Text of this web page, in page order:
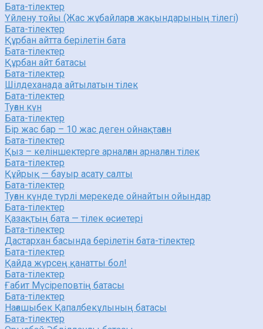
Бата-тілектер
Үйлену тойы (Жас жұбайларға жақындарының тілегі)
Бата-тілектер
Құрбан айтта берілетін бата
Бата-тілектер
Құрбан айт батасы
Бата-тілектер
Шілдеханада айтылатын тілек
Бата-тілектер
Туған күн
Бата-тілектер
Бір жас бар – 10 жас деген ойнақтаған
Бата-тілектер
Қыз – келіншектерге арналған арналған тілек
Бата-тілектер
Құйрық — бауыр асату салты
Бата-тілектер
Туған күнде түрлі мерекеде ойнайтын ойындар
Бата-тілектер
Қазақтың бата — тілек өсиетері
Бата-тілектер
Дастархан басында берілетін бата-тілектер
Бата-тілектер
Қайда жүрсең қанатты бол!
Бата-тілектер
Ғабит Мүсіреповтің батасы
Бата-тілектер
Нағашыбек Қапалбекұлының батасы
Бата-тілектер